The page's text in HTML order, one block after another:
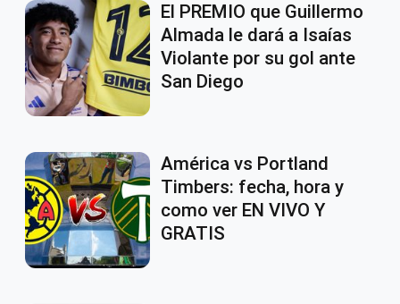
El PREMIO que Guillermo
Almada le dará a Isaías
Violante por su gol ante
San Diego
América vs Portland
Timbers: fecha, hora y
como ver EN VIVO Y
GRATIS